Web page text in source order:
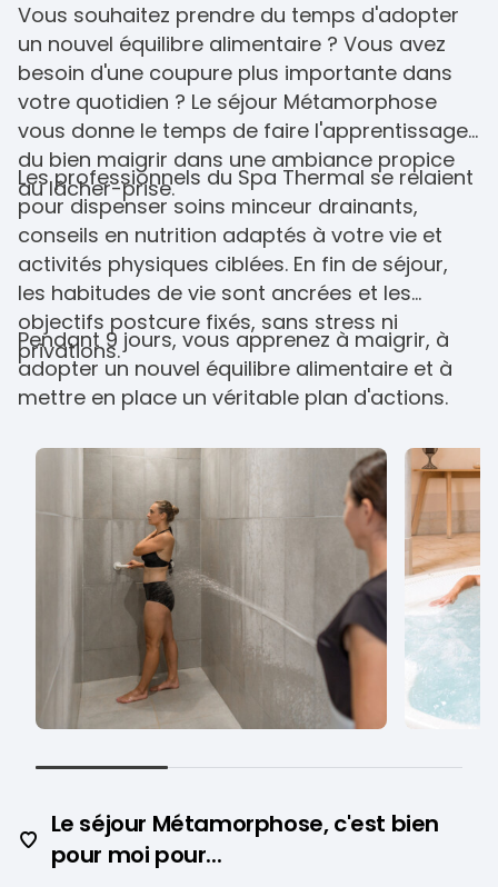
Vous souhaitez prendre du temps d'adopter
un nouvel équilibre alimentaire ? Vous avez
besoin d'une coupure plus importante dans
votre quotidien ? Le séjour Métamorphose
vous donne le temps de faire l'apprentissage
du bien maigrir dans une ambiance propice
au lâcher-prise.
Les professionnels du Spa Thermal se relaient
pour dispenser soins minceur drainants,
conseils en nutrition adaptés à votre vie et
activités physiques ciblées. En fin de séjour,
les habitudes de vie sont ancrées et les
objectifs postcure fixés, sans stress ni
privations.
Pendant 9 jours, vous apprenez à maigrir, à
adopter un nouvel équilibre alimentaire et à
mettre en place un véritable plan d'actions.
Le séjour Métamorphose, c'est bien
pour moi pour...